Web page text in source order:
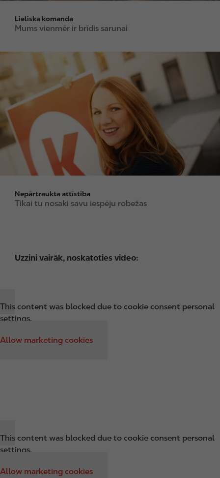
Lieliska komanda
Mums vienmēr ir brīdis sarunai
a
Nepārtraukta attīstība
Tikai tu nosaki savu iespēju robežas
Uzzini vairāk, noskatoties video:
This content was blocked due to cookie consent personal
settings.
Allow marketing cookies
This content was blocked due to cookie consent personal
settings.
Allow marketing cookies